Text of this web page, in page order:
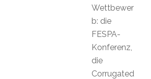
Wettbewer
b: die
FESPA-
Konferenz,
die
Corrugated